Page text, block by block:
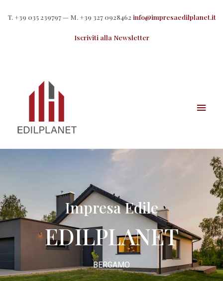
T. +39 035 239797 — M. +39 327 0928462 info@impresaedilplanet.it
Iscriviti alla Newsletter
Impresa Edile
EDILPLANET
BERGAMO